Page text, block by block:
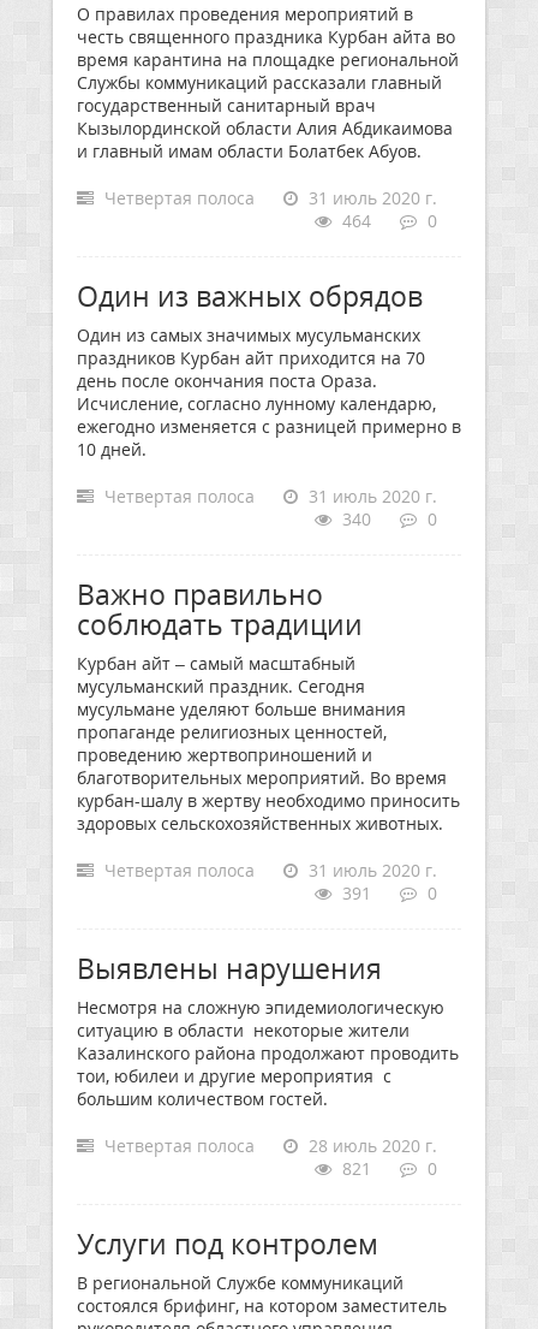
О правилах проведения мероприятий в
честь священного праздника Курбан айта во
время карантина на площадке региональной
Службы коммуникаций рассказали главный
государственный санитарный врач
Кызылординской области Алия Абдикаимова
и главный имам области Болатбек Абуов.
Четвертая полоса
31 июль 2020 г.
464
0
Один из важных обрядов
Один из самых значимых мусульманских
праздников Курбан айт приходится на 70
день после окончания поста Ораза.
Исчисление, согласно лунному календарю,
ежегодно изменяется с разницей примерно в
10 дней.
Четвертая полоса
31 июль 2020 г.
340
0
Важно правильно
соблюдать традиции
Курбан айт – самый масштабный
мусульманский праздник. Сегодня
мусульмане уделяют больше внимания
пропаганде религиозных ценностей,
проведению жертвоприношений и
благотворительных мероприятий. Во время
курбан-шалу в жертву необходимо приносить
здоровых сельскохозяйственных животных.
Четвертая полоса
31 июль 2020 г.
391
0
Выявлены нарушения
Несмотря на сложную эпидемиологическую
ситуацию в области некоторые жители
Казалинского района продолжают проводить
тои, юбилеи и другие мероприятия с
большим количеством гостей.
Четвертая полоса
28 июль 2020 г.
821
0
Услуги под контролем
В региональной Службе коммуникаций
состоялся брифинг, на котором заместитель